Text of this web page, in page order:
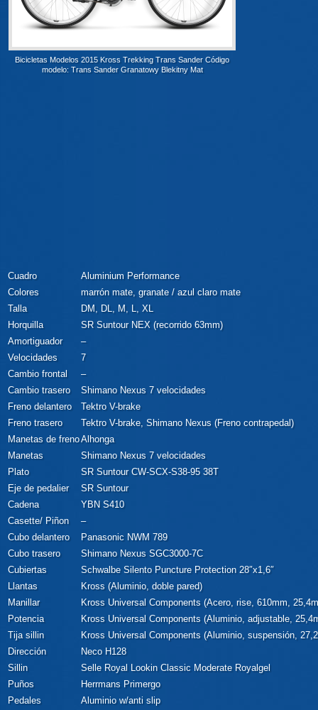
Bicicletas Modelos 2015 Kross Trekking Trans Sander Código
modelo: Trans Sander Granatowy Blekitny Mat
Cuadro
Aluminium Performance
Colores
marrón mate, granate / azul claro mate
Talla
DM, DL, M, L, XL
Horquilla
SR Suntour NEX (recorrido 63mm)
Amortiguador
–
Velocidades
7
Cambio frontal
–
Cambio trasero
Shimano Nexus 7 velocidades
Freno delantero
Tektro V-brake
Freno trasero
Tektro V-brake, Shimano Nexus (Freno contrapedal)
Manetas de frenoAlhonga
Manetas
Shimano Nexus 7 velocidades
Plato
SR Suntour CW-SCX-S38-95 38T
Eje de pedalier
SR Suntour
Cadena
YBN S410
Casette/ Piñon
–
Cubo delantero
Panasonic NWM 789
Cubo trasero
Shimano Nexus SGC3000-7C
Cubiertas
Schwalbe Silento Puncture Protection 28″x1,6″
Llantas
Kross (Aluminio, doble pared)
Manillar
Kross Universal Components (Acero, rise, 610mm,
Potencia
Kross Universal Components (Aluminio, adjustable,
Tija sillin
Kross Universal Components (Aluminio, suspensión,
Dirección
Neco H128
Sillin
Selle Royal Lookin Classic Moderate Royalgel
Puños
Herrmans Primergo
Pedales
Aluminio w/anti slip